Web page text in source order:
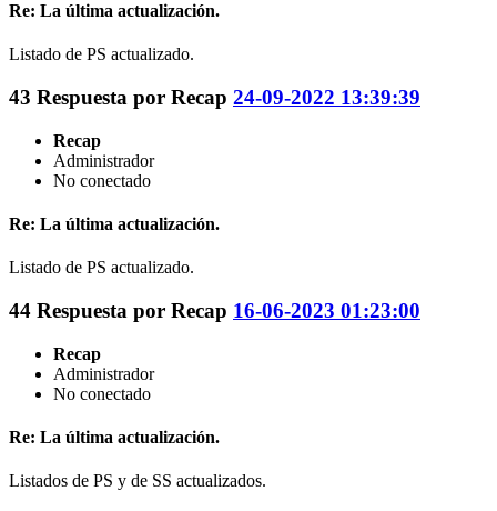
Re: La última actualización.
Listado de PS actualizado.
43 Respuesta por Recap 24-09-2022 13:39:39
Recap
Administrador
No conectado
Re: La última actualización.
Listado de PS actualizado.
44 Respuesta por Recap 16-06-2023 01:23:00
Recap
Administrador
No conectado
Re: La última actualización.
Listados de PS y de SS actualizados.